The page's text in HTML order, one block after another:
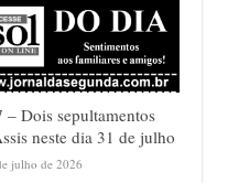
– Dois sepultamentos
neste dia 31 de julho
julho de 2026